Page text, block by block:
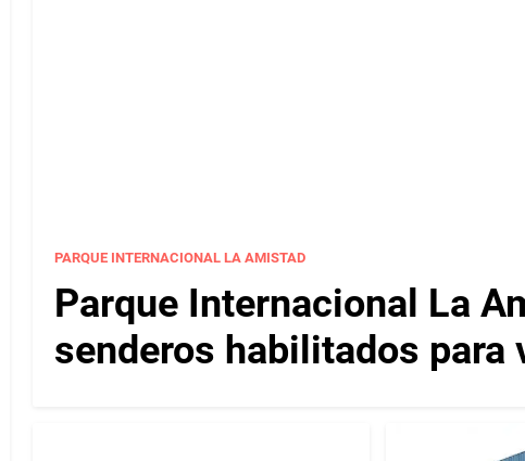
PARQUE INTERNACIONAL LA AMISTAD
Parque Internacional La
senderos habilitados para